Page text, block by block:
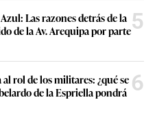
Las razones detrás de la
de la Av. Arequipa por parte5
rol de los militares: ¿qué se
de la Espriella pondrá 6